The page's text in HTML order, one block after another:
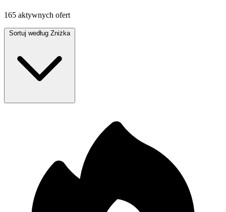
165 aktywnych ofert
Sortuj według Zniżka